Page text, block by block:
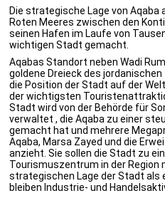
Die strategische Lage von
Roten Meeres zwischen den
seinen Hafen im Laufe von
wichtigen Stadt gemacht
Aqabas Standort neben Wadi
goldene Dreieck des
die Position der Stadt auf der
der wichtigsten
Stadt wird von der Behörde für
verwaltet , die Aqaba zu einer
gemacht hat und mehrere
Aqaba, Marsa Zayed und die
anzieht. Sie sollen die Stadt zu
Tourismuszentrum in der Region
strategischen Lage der Stadt als
bleiben Industrie- und